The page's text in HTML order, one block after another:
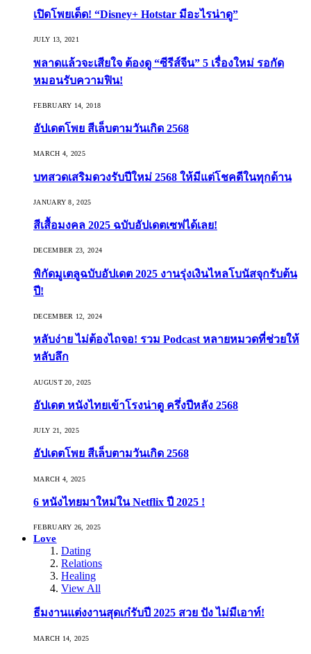
เปิดโพยเด็ด! “Disney+ Hotstar มีอะไรน่าดู”
JULY 13, 2021
พลาดแล้วจะเสียใจ ต้องดู “ซีรีส์จีน” 5 เรื่องใหม่ รอกัด
หมอนรับความฟิน!
FEBRUARY 14, 2018
อัปเดตโพย สีเล็บตามวันเกิด 2568
MARCH 4, 2025
บทสวดเสริมดวงรับปีใหม่ 2568 ให้มีแต่โชคดีในทุกด้าน
JANUARY 8, 2025
สีเสื้อมงคล 2025 ฉบับอัปเดตเซฟได้เลย!
DECEMBER 23, 2024
พิกัดมูเตลูฉบับอัปเดต 2025 งานรุ่งเงินไหลโบนัสจุกรับต้น
ปี!
DECEMBER 12, 2024
หลับง่าย ไม่ต้องไถจอ! รวม Podcast หลายหมวดที่ช่วยให้
หลับลึก
AUGUST 20, 2025
อัปเดต หนังไทยเข้าโรงน่าดู ครึ่งปีหลัง 2568
JULY 21, 2025
อัปเดตโพย สีเล็บตามวันเกิด 2568
MARCH 4, 2025
6 หนังไทยมาใหม่ใน Netflix ปี 2025 !
FEBRUARY 26, 2025
Love
Dating
Relations
Healing
View All
ธีมงานแต่งงานสุดเก๋รับปี 2025 สวย ปัง ไม่มีเอาท์!
MARCH 14, 2025